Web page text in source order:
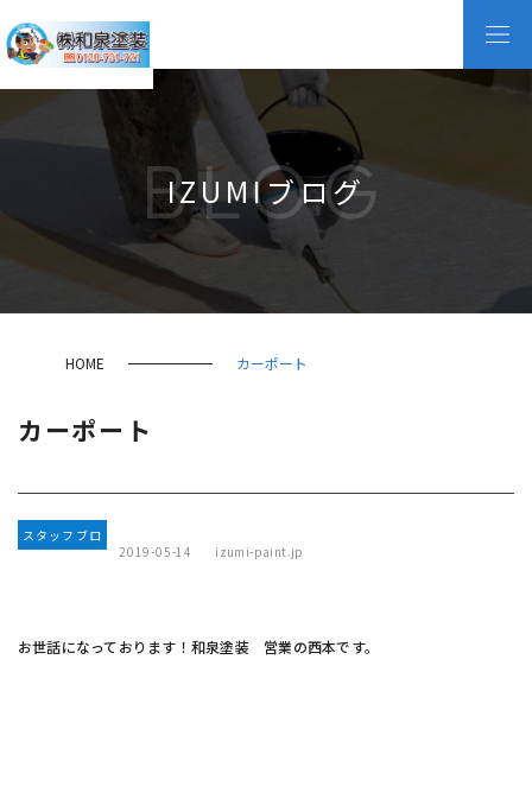
IZUMIブログ
BLOG
HOME カーポート
カーポート
スタッフブロ
2019-05-14 izumi-paint.jp
お世話になっております！和泉塗装 営業の西本です。